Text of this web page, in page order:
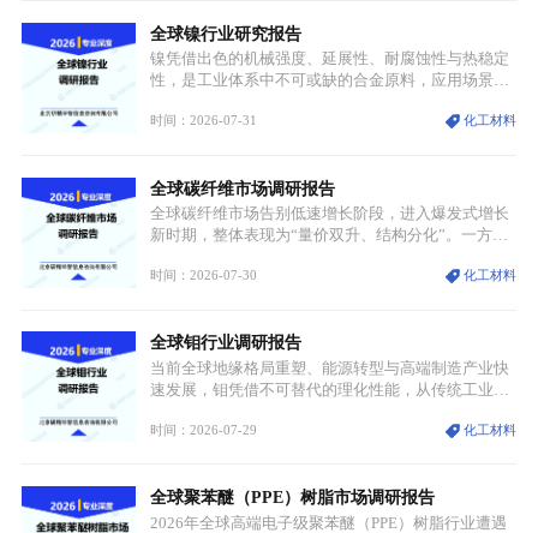
特点，在消费、创业、政策、技术多重驱动下，依旧
具备强劲的发展活力。
全球镍行业研究报告
镍凭借出色的机械强度、延展性、耐腐蚀性与热稳定
性，是工业体系中不可或缺的合金原料，应用场景横
用价值难以被替代。依托理化优势，镍被全球主要经
型为新能源核心战略矿产，全球产业形成“印尼掌控
资源与产能、中国主导消费与技术、工艺向低碳湿法
迭代、再生镍加速补位”的全新格局。
时间：2026-07-31 化工材料
全球碳纤维市场调研报告
全球碳纤维市场告别低速增长阶段，进入爆发式增长
新时期，整体表现为“量价双升、结构分化”。一方面
持续扩张；另一方面产品、需求、应用场景呈现明显
体规模扩张，高附加值领域与规模化工业应用形成两
大独立增长体系。
时间：2026-07-30 化工材料
全球钼行业调研报告
当前全球地缘格局重塑、能源转型与高端制造产业快
速发展，钼凭借不可替代的理化性能，从传统工业金
需格局重构、价值体系重估的新阶段。钼是典型难熔
贯穿传统工业、高端制造、军工、新能源等多个核心
产业，成为现代工业体系中不可或缺的基础材料。
时间：2026-07-29 化工材料
全球聚苯醚（PPE）树脂市场调研报告
2026年全球高端电子级聚苯醚（PPE）树脂行业遭遇